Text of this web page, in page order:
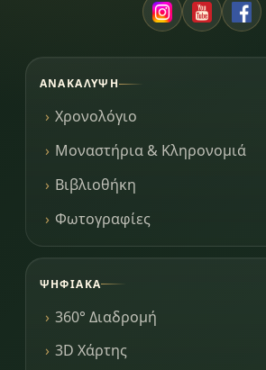
ΑΝΑΚΆΛΥΨΗ
Χρονολόγιο
Μοναστήρια & Κληρονομιά
Βιβλιοθήκη
Φωτογραφίες
ΨΗΦΙΑΚΆ
360° Διαδρομή
3D Χάρτης